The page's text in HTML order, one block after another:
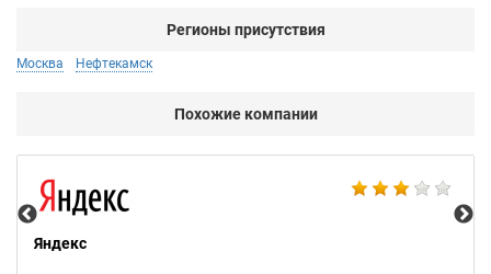
Регионы присутствия
Москва Нефтекамск
Похожие компании
Яндекс